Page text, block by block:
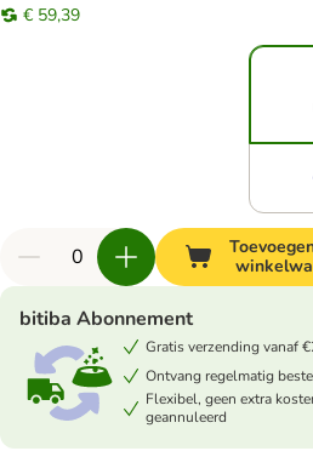
€ 59,39
bitiba Abonnement
Gratis verzending vanaf
Ontvang regelmatig
Flexibel, geen extra
geannuleerd